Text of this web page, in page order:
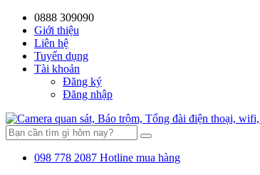
0888 309090
Giới thiệu
Liên hệ
Tuyển dụng
Tài khoản
Đăng ký
Đăng nhập
098 778 2087 Hotline mua hàng